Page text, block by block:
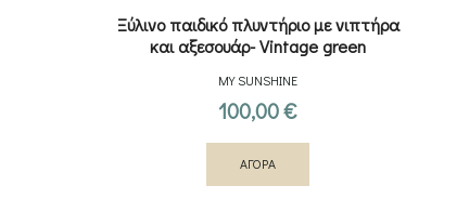
Ξύλινο παιδικό πλυντήριο με νιπτήρα
και αξεσουάρ- Vintage green
MY SUNSHINE
100,00€
ΑΓΟΡΑ